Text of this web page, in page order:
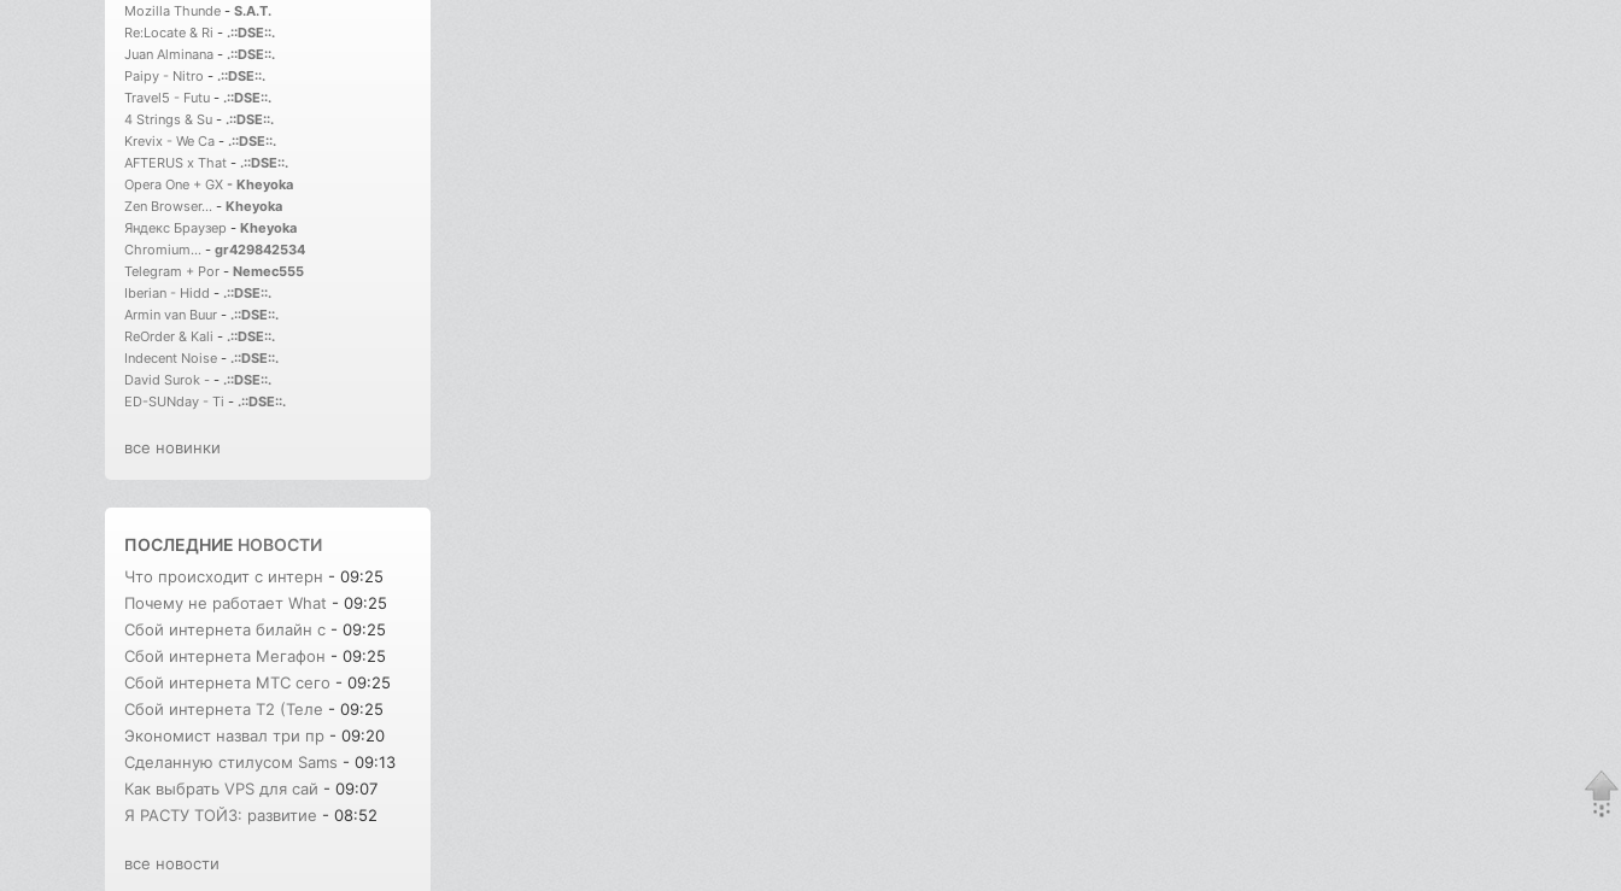
Mozilla Thunde - S.A.T.
Re:Locate & Ri - .::DSE::.
Juan Alminana - .::DSE::.
Paipy - Nitro - .::DSE::.
Travel5 - Futu - .::DSE::.
4 Strings & Su - .::DSE::.
Krevix - We Ca - .::DSE::.
AFTERUS x That - .::DSE::.
Opera One + GX - Kheyoka
Zen Browser... - Kheyoka
Яндекс Браузер - Kheyoka
Chromium... - gr429842534
Telegram + Por - Nemec555
Iberian - Hidd - .::DSE::.
Armin van Buur - .::DSE::.
ReOrder & Kali - .::DSE::.
Indecent Noise - .::DSE::.
David Surok - - .::DSE::.
ED-SUNday - Ti - .::DSE::.
все новинки
ПОСЛЕДНИЕ НОВОСТИ
Что происходит с интерн - 09:25
Почему не работает What - 09:25
Сбой интернета билайн с - 09:25
Сбой интернета Мегафон - 09:25
Сбой интернета МТС сего - 09:25
Сбой интернета T2 (Теле - 09:25
Экономист назвал три пр - 09:20
Сделанную стилусом Sams - 09:13
Как выбрать VPS для сай - 09:07
Я РАСТУ ТОЙЗ: развитие - 08:52
все новости